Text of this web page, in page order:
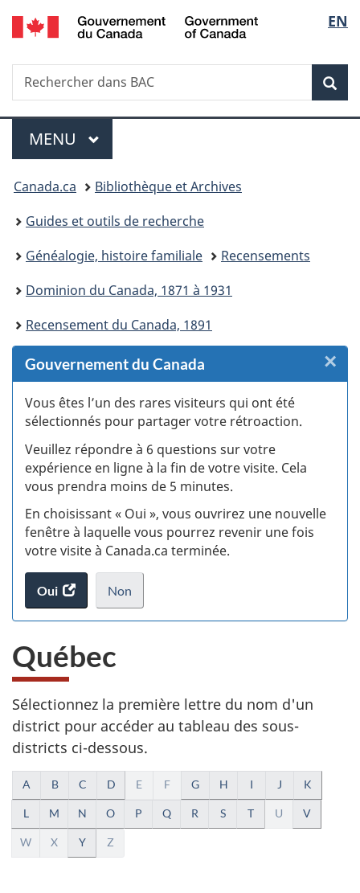
Passer
au
Passer
au
Passer
à
du
Passer
à
simplifiée
de
la
EN
Recherche
Rechercher
dans
Menu
MENU PRINCIPAL
Vous
êtes
ici :
Canada.ca
Bibliothèque et Archives
Guides et outils de recherche
Généalogie, histoire familiale
Recensements
Dominion du Canada, 1871 à 1931
Recensement du Canada, 1891
Gouvernement du Canada
Vous êtes l’un des rares visiteurs qui ont été
sélectionnés pour partager votre rétroaction.
Veuillez répondre à 6 questions sur votre
expérience en ligne à la fin de votre visite. Cela
vous prendra moins de 5 minutes.
En choisissant « Oui », vous ouvrirez une nouvelle
fenêtre à laquelle vous pourrez revenir une fois
votre visite à Canada.ca terminée.
Oui
accéder
au
Non
je
au
sondage
site
web,
.
×
Québec
Sélectionnez la première lettre du nom d'un
district pour accéder au tableau des sous-
districts ci-dessous.
N
a
v
A B C D E F G H I J K
L M N O P Q R S T U V
W X Y Z